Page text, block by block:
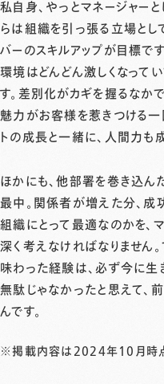
私自身、やっとマネージャー
らは組織を引っ張る立場とし
バーのスキルアップが目標で
環境はどんどん激しくなって
す。差別化がカギを握るなか
魅力がお客様を惹きつける一
トの成長と一緒に、人間力も
ほかにも、他部署を巻き込ん
最中。関係者が増えた分、成
組織にとって最適なのかを、
深く考えなければなりません
味わった経験は、必ず今に生
無駄じゃなかったと思えて、
んです。
※掲載内容は2024年10月時点